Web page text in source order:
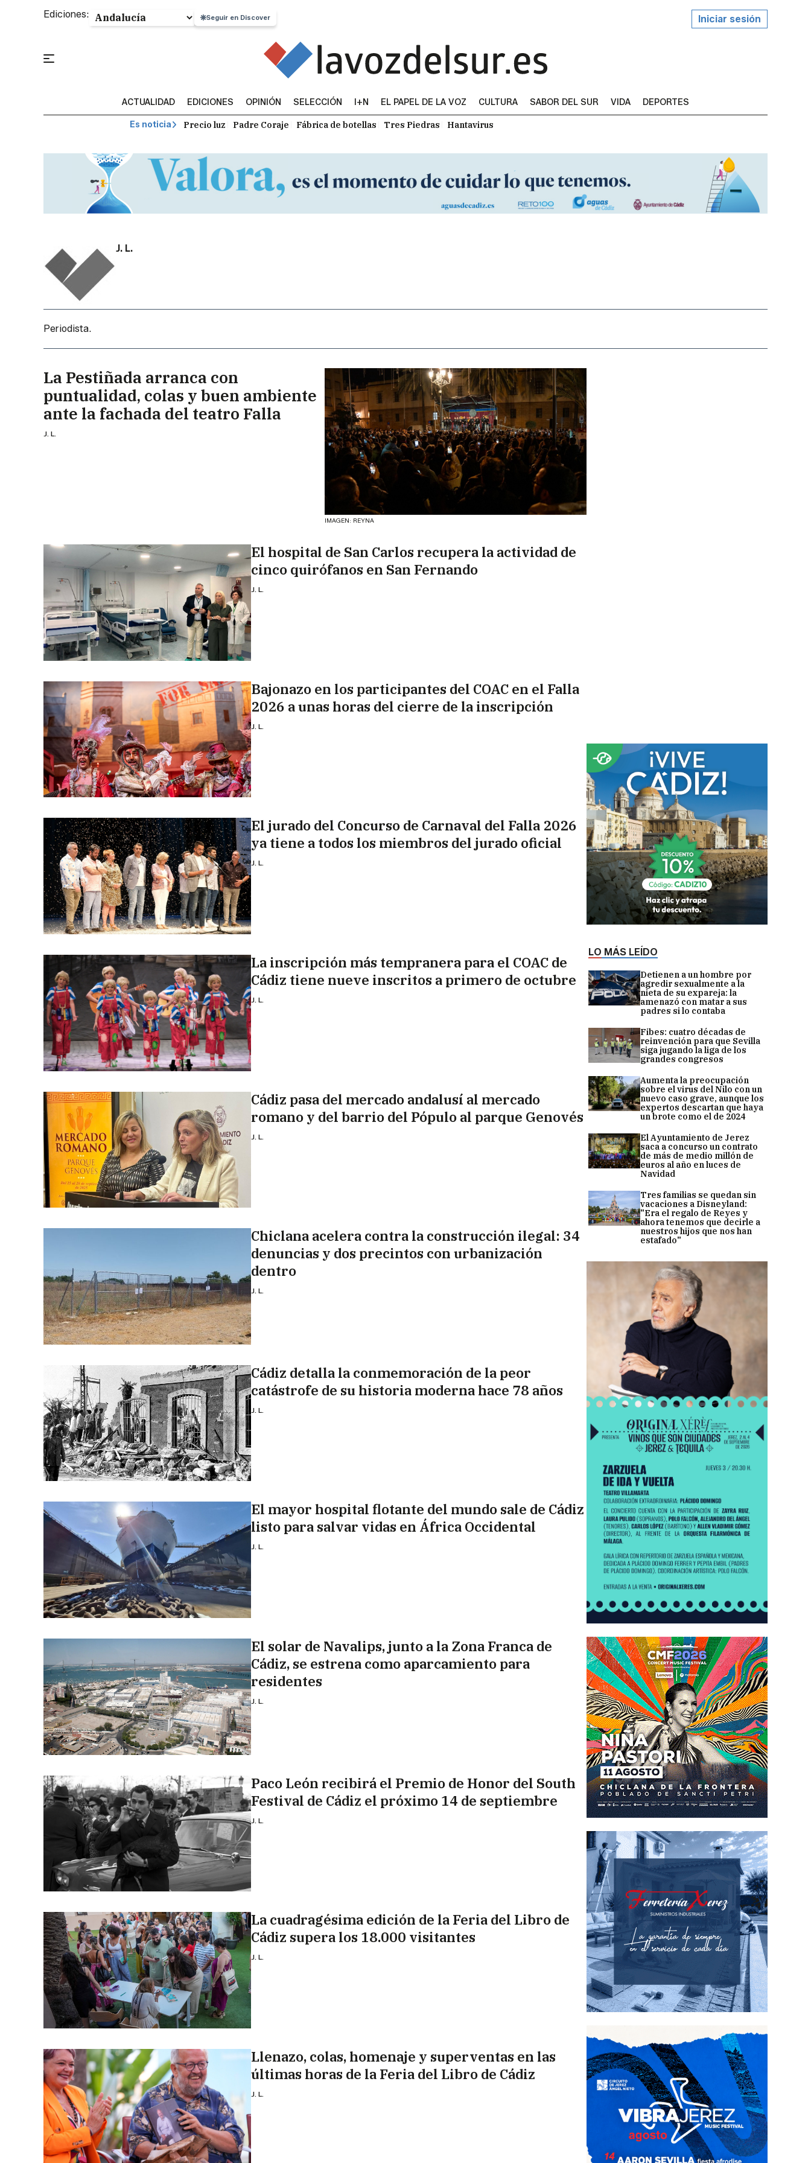
Ediciones: Seguir en Discover Iniciar sesión
ACTUALIDAD EDICIONES OPINIÓN SELECCIÓN I+N EL PAPEL DE LA VOZ CULTURA SABOR DEL SUR VIDA DEPORTES
Es noticia Precio luz Padre Coraje Fábrica de botellas Tres Piedras Hantavirus
J. L.
Periodista.
IMAGEN: REYNA
La Pestiñada arranca con
puntualidad, colas y buen ambiente
ante la fachada del teatro Falla
J. L.
El hospital de San Carlos recupera la actividad de
cinco quirófanos en San Fernando
J. L.
Bajonazo en los participantes del COAC en el Falla
2026 a unas horas del cierre de la inscripción
J. L.
El jurado del Concurso de Carnaval del Falla 2026
ya tiene a todos los miembros del jurado oficial
J. L.
La inscripción más tempranera para el COAC de
Cádiz tiene nueve inscritos a primero de octubre
J. L.
Cádiz pasa del mercado andalusí al mercado
romano y del barrio del Pópulo al parque Genovés
J. L.
Chiclana acelera contra la construcción ilegal: 34
denuncias y dos precintos con urbanización
dentro
J. L.
Cádiz detalla la conmemoración de la peor
catástrofe de su historia moderna hace 78 años
J. L.
El mayor hospital flotante del mundo sale de Cádiz
listo para salvar vidas en África Occidental
J. L.
El solar de Navalips, junto a la Zona Franca de
Cádiz, se estrena como aparcamiento para
residentes
J. L.
Paco León recibirá el Premio de Honor del South
Festival de Cádiz el próximo 14 de septiembre
J. L.
La cuadragésima edición de la Feria del Libro de
Cádiz supera los 18.000 visitantes
J. L.
Llenazo, colas, homenaje y superventas en las
últimas horas de la Feria del Libro de Cádiz
J. L.
LO MÁS LEÍDO
Detienen a un hombre por
agredir sexualmente a la
nieta de su expareja: la
amenazó con matar a sus
padres si lo contaba
Fibes: cuatro décadas de
reinvención para que Sevilla
siga jugando la liga de los
grandes congresos
Aumenta la preocupación
sobre el virus del Nilo con un
nuevo caso grave, aunque los
expertos descartan que haya
un brote como el de 2024
El Ayuntamiento de Jerez
saca a concurso un contrato
de más de medio millón de
euros al año en luces de
Navidad
Tres familias se quedan sin
vacaciones a Disneyland:
"Era el regalo de Reyes y
ahora tenemos que decirle a
nuestros hijos que nos han
estafado"